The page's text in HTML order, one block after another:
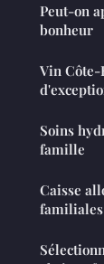
Peut-on
bonheur
Vin
Soins
famille
Caisse
familiales